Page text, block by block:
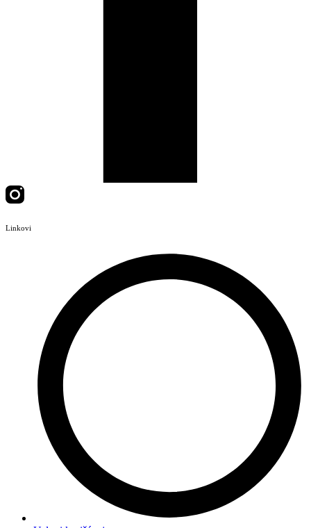
Linkovi